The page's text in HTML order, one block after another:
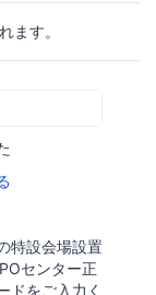
ます。
特設会場設置
センター正
ドをご入力く